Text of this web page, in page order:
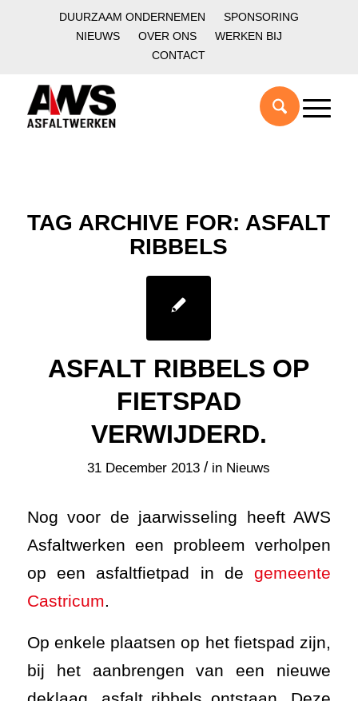
DUURZAAM ONDERNEMEN
SPONSORING
NIEUWS
OVER ONS
WERKEN BIJ
CONTACT
TAG ARCHIVE FOR: ASFALT
RIBBELS
ASFALT RIBBELS OP
FIETSPAD
VERWIJDERD.
31 December 2013 / in Nieuws
Nog voor de jaarwisseling heeft AWS
Asfaltwerken een probleem verholpen
op een asfaltfietpad in degemeente
Castricum
Op enkele plaatsen op het fietspad zijn,
bij het aanbrengen van een nieuwe